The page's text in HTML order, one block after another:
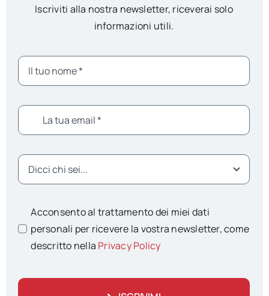
Iscriviti alla nostra newsletter, riceverai solo
informazioni utili.
Acconsento al trattamento dei miei dati
personali per ricevere la vostra newsletter, come
descritto nella Privacy Policy